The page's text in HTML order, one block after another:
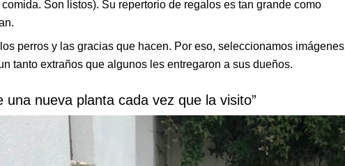
Son listos). Su repertorio de regalos es tan grande como
perros y las gracias que hacen. Por eso, seleccionamos imágenes
tanto extraños que algunos les entregaron a sus dueños.
una nueva planta cada vez que la visito”